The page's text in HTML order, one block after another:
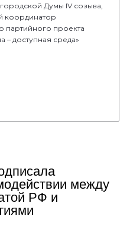
Думы IV созыва,
координатор
партийного проекта
– доступная среда»
между
РФ и